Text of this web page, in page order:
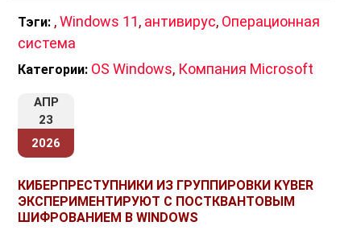
Тэги: ,Windows 11, антивирус, Операционная
система
Категории: OS Windows, Компания Microsoft
АПР
23
2026
КИБЕРПРЕСТУПНИКИ ИЗ ГРУППИРОВКИ KYBER
ЭКСПЕРИМЕНТИРУЮТ С ПОСТКВАНТОВЫМ
ШИФРОВАНИЕМ В WINDOWS